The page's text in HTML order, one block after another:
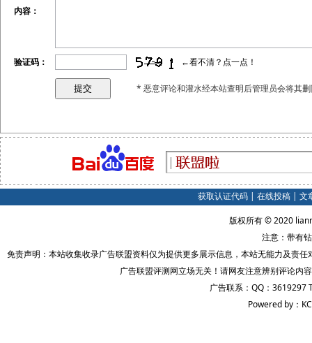
内容：
验证码： ←看不清？点一点！
* 恶意评论和灌水经本站查明后管理员会将其
获取认证代码| 在线投稿| 文
版权所有 © 2020
注意：带有
免责声明：本站收集收录广告联盟资料仅为提供更多展示信息，本站无能力及责
广告联盟评测网立场无关！请网友注意辨别评论内
广告联系：QQ：3619297
Powered by：